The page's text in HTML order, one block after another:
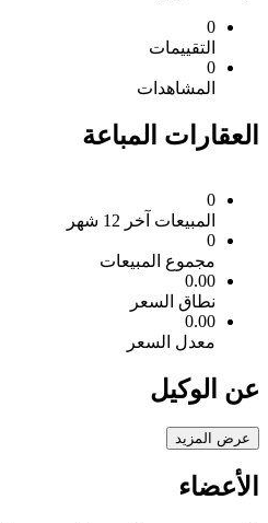
0
التقييمات
0
المشاهدات
العقارات المباعة
0
المبيعات آخر 12 شهر
0
مجموع المبيعات
0.00
نطاق السعر
0.00
معدل السعر
عن الوكيل
عرض المزيد
الأعضاء